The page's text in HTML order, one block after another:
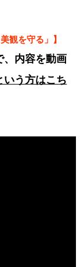
観を守る」】
、内容を動画
いう方はこち